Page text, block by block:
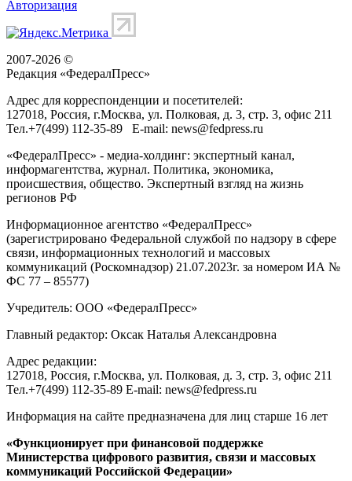
Авторизация
2007-2026 ©
Редакция «ФедералПресс»
Адрес для корреспонденции и посетителей:
127018, Россия, г.Москва, ул. Полковая, д. 3, стр. 3, офис 211
Тел.+7(499) 112-35-89 E-mail: news@fedpress.ru
«ФедералПресс» - медиа-холдинг: экспертный канал,
информагентства, журнал. Политика, экономика,
происшествия, общество. Экспертный взгляд на жизнь
регионов РФ
Информационное агентство «ФедералПресс»
(зарегистрировано Федеральной службой по надзору в сфере
связи, информационных технологий и массовых
коммуникаций (Роскомнадзор) 21.07.2023г. за номером ИА №
ФС 77 – 85577)
Учредитель: ООО «ФедералПресс»
Главный редактор: Оксак Наталья Александровна
Адрес редакции:
127018, Россия, г.Москва, ул. Полковая, д. 3, стр. 3, офис 211
Тел.+7(499) 112-35-89 E-mail: news@fedpress.ru
Информация на сайте предназначена для лиц старше 16 лет
«Функционирует при финансовой поддержке
Министерства цифрового развития, связи и массовых
коммуникаций Российской Федерации»